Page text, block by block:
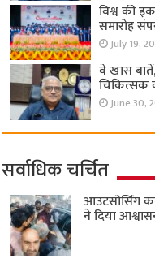
विश्व की
समारोह
July 19,
वे खास
चिकित्सक
June 30,
सर्वाधिक चर्चित
आउटसोर्सिंग
ने दिया